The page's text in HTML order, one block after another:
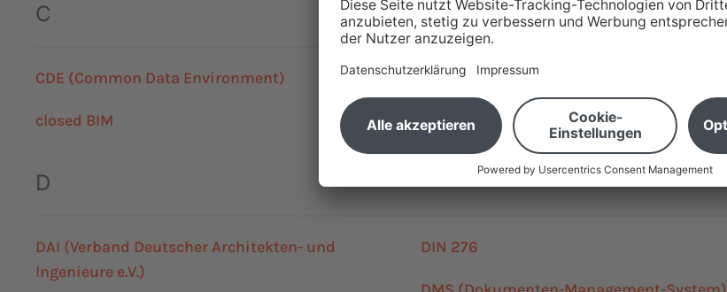
C
CDE (Common Data Environment)
closed BIM
Cloud-Computing
Collada
D
DAI (Verband Deutscher Architekten- und
Ingenieure e.V.)
DIN 276